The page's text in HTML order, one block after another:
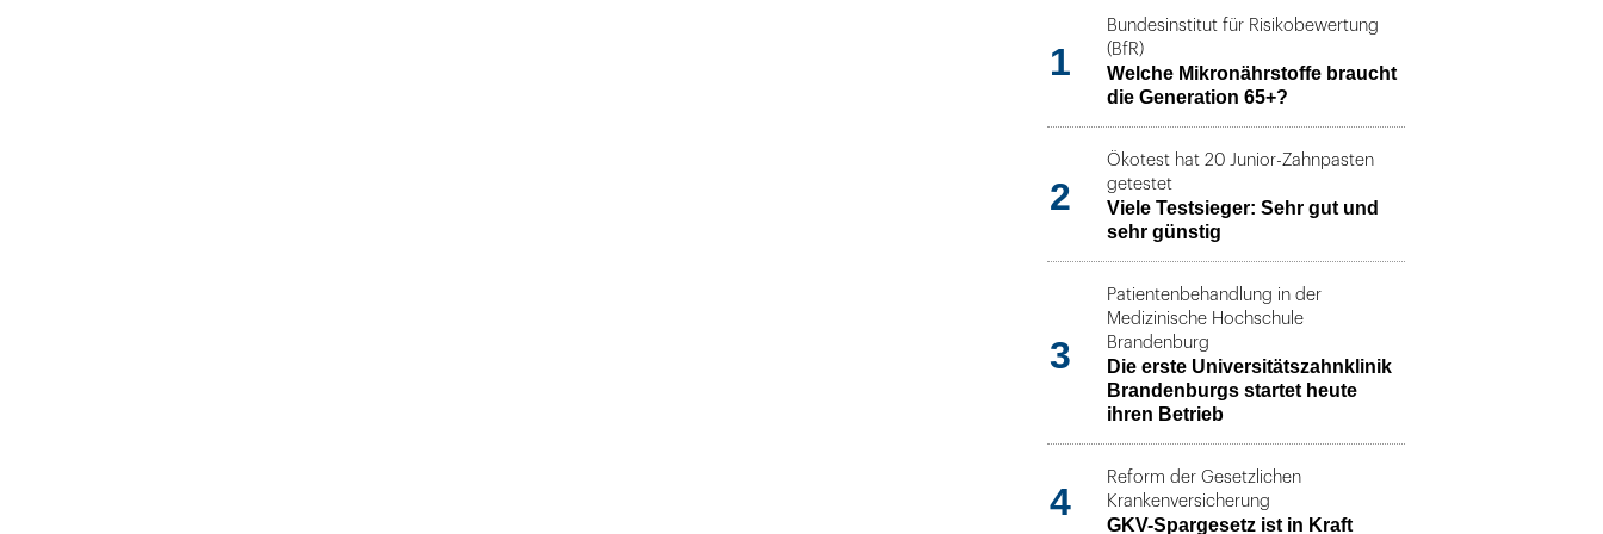
1
Bundesinstitut für Risikobewertung
(BfR)
Welche Mikronährstoffe braucht
die Generation 65+?
2
Ökotest hat 20 Junior-Zahnpasten
getestet
Viele Testsieger: Sehr gut und
sehr günstig
3
Patientenbehandlung in der
Medizinische Hochschule
Brandenburg
Die erste Universitätszahnklinik
Brandenburgs startet heute
ihren Betrieb
4
Reform der Gesetzlichen
Krankenversicherung
GKV-Spargesetz ist in Kraft